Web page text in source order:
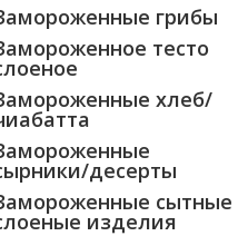
грибы
тесто
хлеб/
десерты
сытные
изделия